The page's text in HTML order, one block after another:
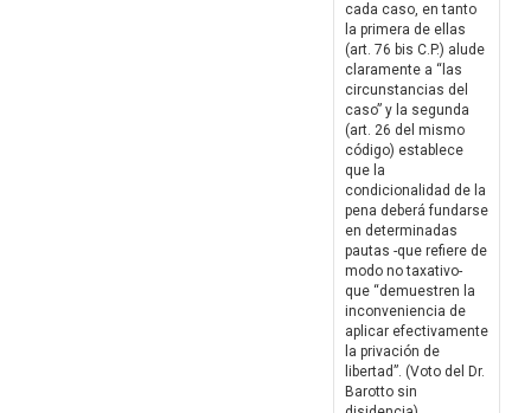
cada caso, en tanto
la primera de ellas
(art. 76 bis C.P.) alude
claramente a “las
circunstancias del
caso” y la segunda
(art. 26 del mismo
código) establece
que la
condicionalidad de la
pena deberá fundarse
en determinadas
pautas -que refiere de
modo no taxativo-
que “demuestren la
inconveniencia de
aplicar efectivamente
la privación de
libertad”. (Voto del Dr.
Barotto sin